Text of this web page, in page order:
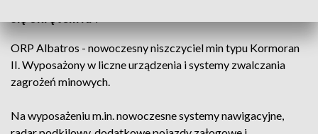
ORP Albatros - nowoczesny niszczyciel min typu Kormoran
II. Wyposażony w liczne urządzenia i systemy zwalczania
zagrożeń minowych.
Na wyposażeniu m.in. nowoczesne systemy nawigacyjne,